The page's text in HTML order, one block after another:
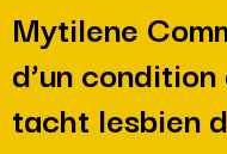
Mytilene
d’un
tacht lesbien